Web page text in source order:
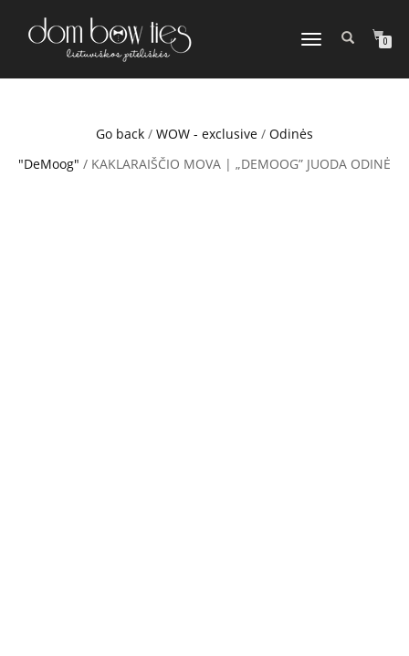
TOGGLE
0
Go back / WOW - exclusive / Odinės
"DeMoog" / KAKLARAIŠČIO MOVA | „DEMOOG” JUODA ODINĖ